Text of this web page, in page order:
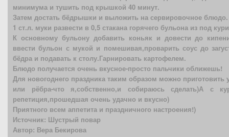
минимума и тушить под крышкой 40 минут.
Затем достать бёдрышки и выложить на сервировочное блюдо.
1 ст.л. муки развести в 0,5 стакана горячего бульона из под
К основному бульону добавить коньяк и довести до
ввести бульон с мукой и помешивая,проварить соус до
бёдра и подавать к столу.Гарнировать картофелем.
Блюдо получается очень вкусное-просто пальчики оближешь!
Для новогоднего праздника таким образом можно приготовить
или рёбра-что я,собственно,и собираюсь сделать)А с
репетиция,прошедшая очень удачно и вкусно)
Приятного всем аппетита и праздничного настроения!)
Источник: Шустрый повар
Автор: Вера Бекирова